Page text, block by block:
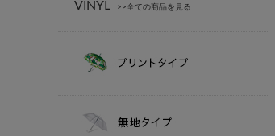
VINYL >>全ての商品を見る